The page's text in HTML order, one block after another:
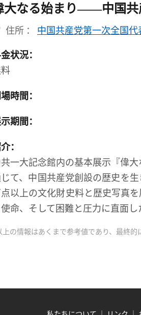
大なる始まり――中国共
住所 ： 中国共産党第一次全国
状況：
時間：
期間：
：
一大記念館内の基本展示『偉
て、中国共産党創設の歴史を
以上の文化財史料と歴史写真
命、そして困難と圧力に直面
上の情報はあくまで参考値であり、最終的